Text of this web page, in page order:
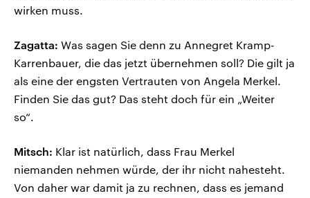
wirken muss.
Zagatta: Was sagen Sie denn zu Annegret Kramp-
Karrenbauer, die das jetzt übernehmen soll? Die gilt ja
als eine der engsten Vertrauten von Angela Merkel.
Finden Sie das gut? Das steht doch für ein „Weiter
so“.
Mitsch: Klar ist natürlich, dass Frau Merkel
niemanden nehmen würde, der ihr nicht nahesteht.
Von daher war damit ja zu rechnen, dass es jemand